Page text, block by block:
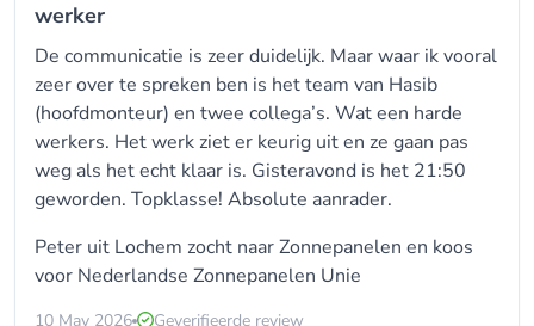
werker
De communicatie is zeer duidelijk. Maar waar ik vooral
zeer over te spreken ben is het team van Hasib
(hoofdmonteur) en twee collega’s. Wat een harde
werkers. Het werk ziet er keurig uit en ze gaan pas
weg als het echt klaar is. Gisteravond is het 21:50
geworden. Topklasse! Absolute aanrader.
Peter uit Lochem zocht naar Zonnepanelen en koos
voor Nederlandse Zonnepanelen Unie
10 May 2026 Geverifieerde review